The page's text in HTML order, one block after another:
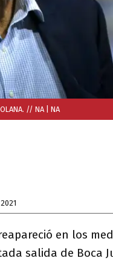
// NA | NA
en los
salida de Boca